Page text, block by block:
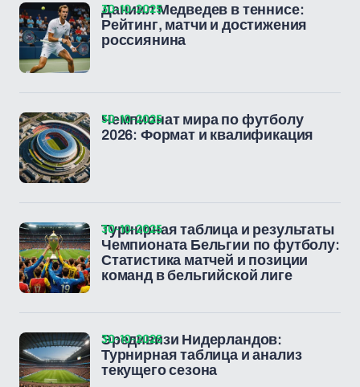
Даниил Медведев в теннисе:
Рейтинг, матчи и достижения
россиянина
30-10-2025
Чемпионат мира по футболу
2026: Формат и квалификация
30-10-2025
Турнирная таблица и результаты
Чемпионата Бельгии по футболу:
Статистика матчей и позиции
команд в бельгийской лиге
30-10-2025
Эредивизи Нидерландов:
Турнирная таблица и анализ
текущего сезона
30-10-2025